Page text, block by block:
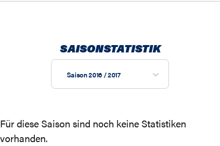
SAISONSTATISTIK
Saison 2016 / 2017
Für diese Saison sind noch keine Statistiken
vorhanden.